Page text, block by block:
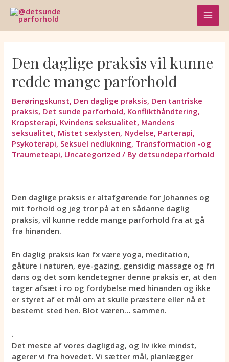
Skip
Den daglige praksis vil kunne
redde mange parforhold
Berøringskunst, Den daglige praksis, Den tantriske
praksis, Det sunde parforhold, Konflikthåndtering,
Kropsterapi, Kvindens seksualitet, Mandens
seksualitet, Mistet sexlysten, Nydelse, Parterapi,
Psykoterapi, Seksuel nedlukning, Transformation -og
Traumeteapi, Uncategorized / By detsundeparforhold
Den daglige praksis er altafgørende for Johannes og
mit forhold og jeg tror på at en sådanne daglig
praksis, vil kunne redde mange parforhold fra at gå
fra hinanden.
En daglig praksis kan fx være yoga, meditation,
gåture i naturen, eye-gazing, gensidig massage og fri
dans og det som kendetegner denne praksis er, at den
tager afsæt i ro og fordybelse med hinanden og ikke
er styret af et mål om at skulle præstere eller nå et
bestemt sted hen. Blot væren… sammen.
.
Det meste af vores dagligdag, og liv ikke mindst,
agerer vi fra hovedet. Vi sætter mål, planlægger